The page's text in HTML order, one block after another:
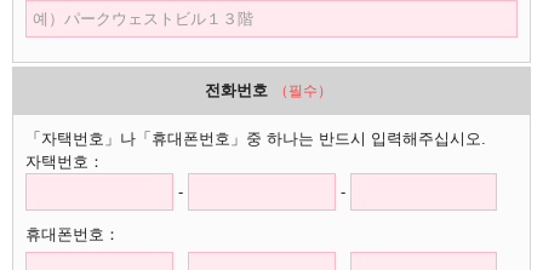
전화번호 （필수）
「자택번호」나「휴대폰번호」중 하나는 반드시 입력해주십시오.
자택번호：
-
-
휴대폰번호：